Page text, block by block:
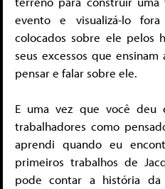
evento e visualizá-lo
colocados sobre ele pelos
seus excessos que
pensar e falar sobre ele.
E uma vez que você deu
trabalhadores como
aprendi quando eu
primeiros trabalhos de
pode contar a história da